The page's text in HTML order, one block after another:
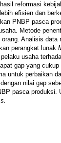
reformasi
efisien dan
PNBP pasca
Metode
Analisis data
perangkat lunak
usaha
gap yang
untuk perbaikan
dengan nilai gap
pasca produksi.